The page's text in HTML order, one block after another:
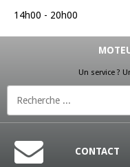
14h00 - 20h00
Un service ?
CONTACT